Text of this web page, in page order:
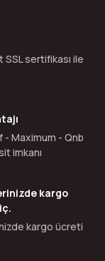
SSL sertifikası ile
- Maximum - Qnb
imkanı
kargo
kargo ücreti